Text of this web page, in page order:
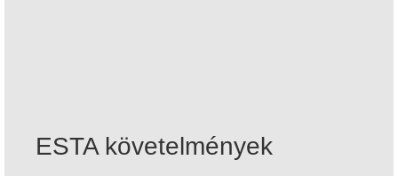
Dansk ( Dán)
ESTA követelmények